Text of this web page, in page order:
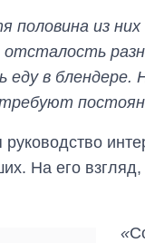
половина из
отсталость
еду в
На его
«